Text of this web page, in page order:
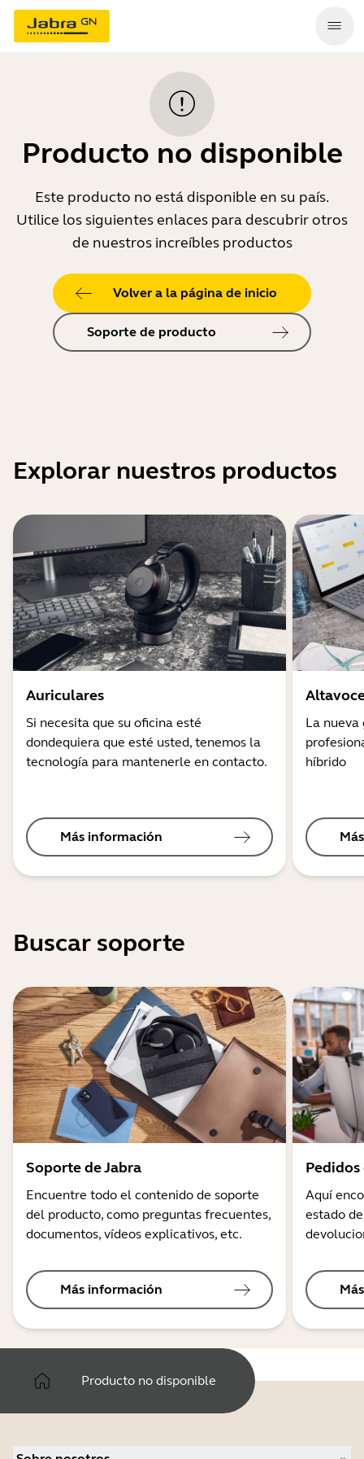
Producto no disponible
Este producto no está disponible en su país.
Utilice los siguientes enlaces para descubrir otros
de nuestros increíbles productos
Volver a la página de inicio
Soporte de producto
Explorar nuestros productos
Auriculares
Si necesita que su oficina esté
dondequiera que esté usted, tenemos la
tecnología para mantenerle en contacto.
Más información
La nueva
híbrido
Buscar soporte
Soporte de Jabra
Encuentre todo el contenido de soporte
del producto, como preguntas frecuentes,
documentos, vídeos explicativos, etc.
Más información
Aquí
estado
Producto no disponible